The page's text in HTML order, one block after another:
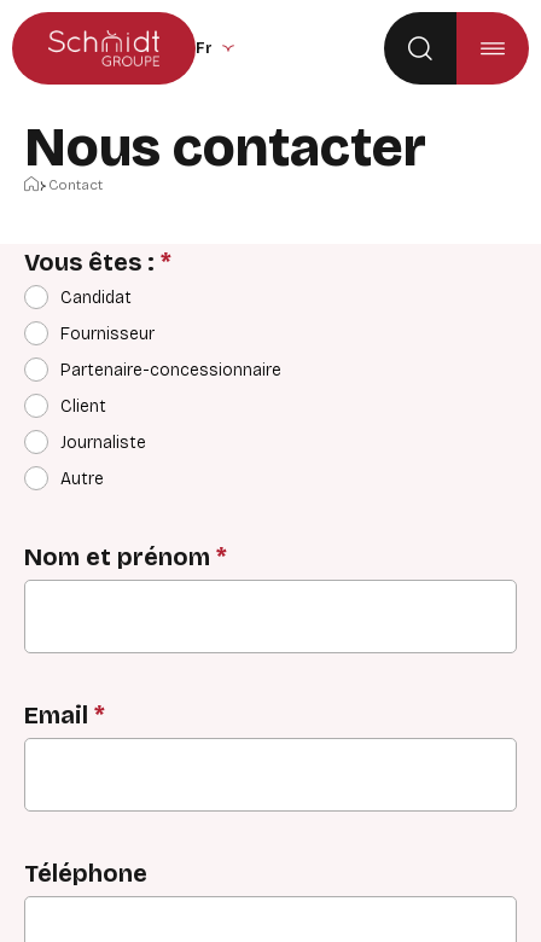
Aller au menu principal
Aller au contenu
Changer la langue du site (recharge la
Nous contacter
Accueil
Contact
Vous êtes : *
Candidat
Fournisseur
Partenaire-concessionnaire
Client
Journaliste
Autre
Nom et prénom *
Email *
Téléphone